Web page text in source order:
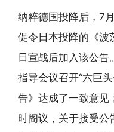
纳粹德国投降后，7
促令日本投降的《波
日宣战后加入该公
指导会议召开“六巨
告》达成了一致意见
时阁议，关于接受公